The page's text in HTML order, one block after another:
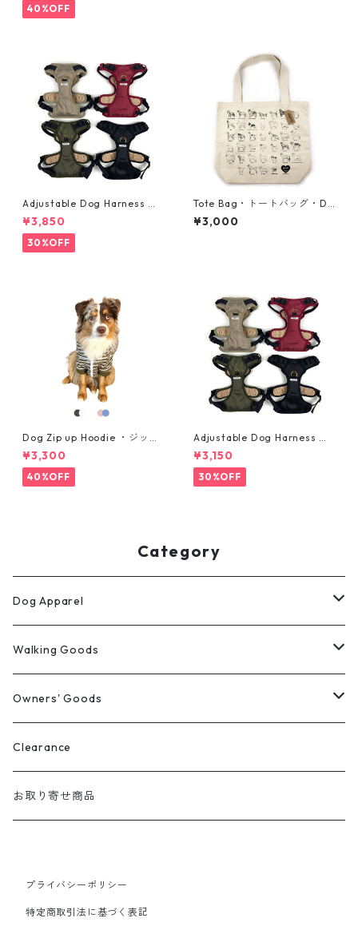
40%OFF
Adjustable Dog Harness ・
大型犬用・ハーネス・サイズL
¥3,850
30%OFF
Tote Bag・トートバッグ・Do
g Breed "Rescue Is Our Fav
orite Breed"
¥3,000
Dog Zip up Hoodie ・ジップ
アップパーカー ・大型犬用・
サイズ 2XL, 3XL
¥3,300
40%OFF
Adjustable Dog Harness ・
小型犬用・ハーネス・サイズS
¥3,150
30%OFF
Category
Dog Apparel
ウィンターコート
レインウェア
パーカー
Tシャツ
Walking Goods
リード・首輪・ハーネス
Milltown
Mendota
マナー袋用ケース
マナー袋用ケース
おやつ入れ
Owners' Goods
トートバッグ
Tシャツ
2 Way おやつケース
Clearance
お取り寄せ商品
プライバシーポリシー
特定商取引法に基づく表記